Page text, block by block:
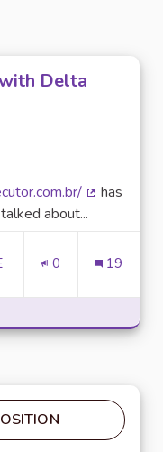
Delta
has
about...
0 19